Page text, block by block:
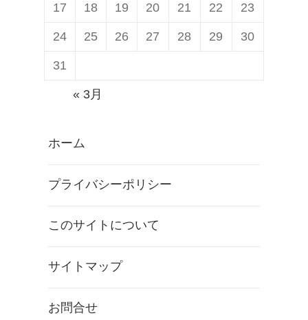
17 18 19 20 21 22 23
24 25 26 27 28 29 30
31
« 3月
ホーム
プライバシーポリシー
このサイトについて
サイトマップ
お問合せ